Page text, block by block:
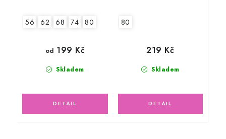
56 62 68 74 80
Skladem
od 199 Kč
80
Skladem
219 Kč